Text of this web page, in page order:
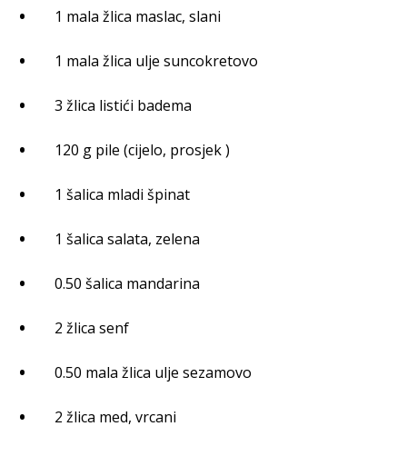
1 mala žlica maslac, slani
1 mala žlica ulje suncokretovo
3 žlica listići badema
120 g pile (cijelo, prosjek )
1 šalica mladi špinat
1 šalica salata, zelena
0.50 šalica mandarina
2 žlica senf
0.50 mala žlica ulje sezamovo
2 žlica med, vrcani